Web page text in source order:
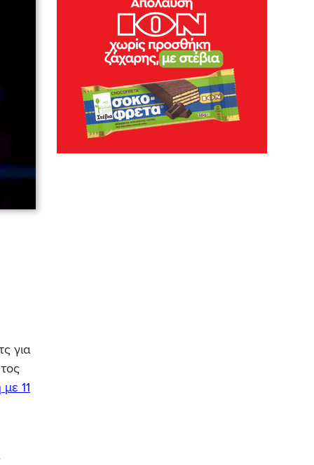
για
11